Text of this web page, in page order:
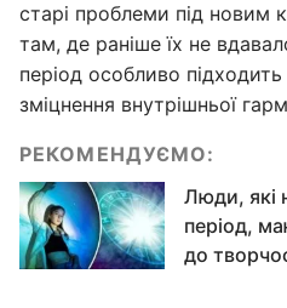
старі проблеми під новим
там, де раніше їх не
період особливо
зміцнення внутрішньої
РЕКОМЕНДУЄМО:
Люди, які
період,
до